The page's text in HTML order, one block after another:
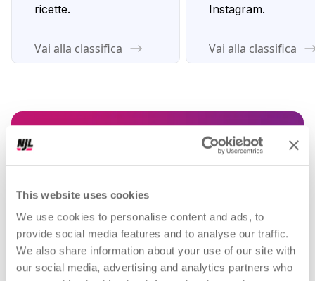
This website uses cookies
We use cookies to personalise content and ads, to
provide social media features and to analyse our traffic.
We also share information about your use of our site with
our social media, advertising and analytics partners who
ricette.
Vai alla classifica
Instagram.
Vai alla classifica
Vuoi migliorare il tuo
profilo?
Consigli personalizzati, suggerimenti su
quando e cosa postare, strumenti per trovare
gli hashtag migliori. Analizza i dati business e
crea report automatici.